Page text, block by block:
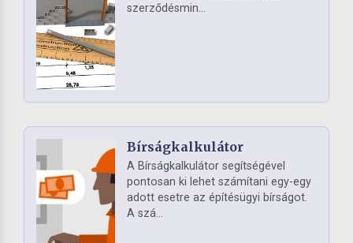
szerződésmin...
Bírságkalkulátor
A Bírságkalkulátor segítségével
pontosan ki lehet számítani egy-egy
adott esetre az építésügyi bírságot.
A szá...